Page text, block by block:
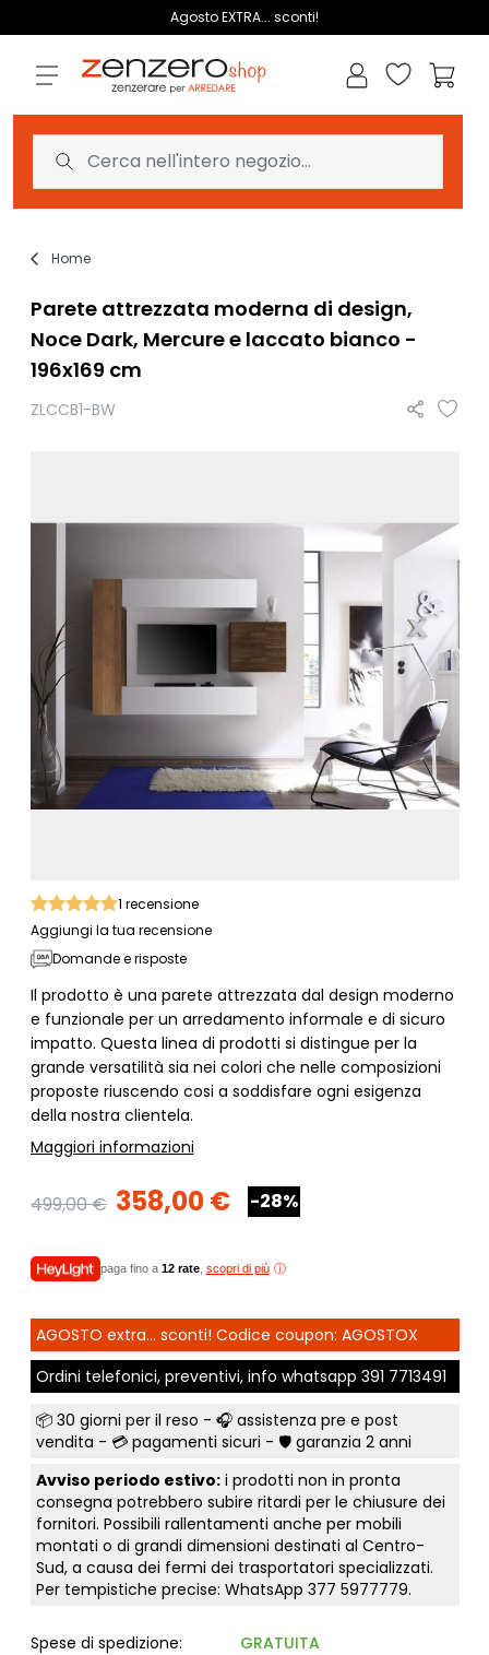
Agosto EXTRA... sconti!
Lista dei
Home
Parete attrezzata moderna di design,
Noce Dark, Mercure e laccato bianco -
196x169 cm
ZLCCB1-BW
1 recensione
Aggiungi la tua recensione
Domande e risposte
Il prodotto è una parete attrezzata dal design moderno
e funzionale per un arredamento informale e di sicuro
impatto. Questa linea di prodotti si distingue per la
grande versatilità sia nei colori che nelle composizioni
proposte riuscendo cosi a soddisfare ogni esigenza
della nostra clientela.
Maggiori informazioni
499,00 € 358,00 € -28%
paga fino a 12 rate, scopri di più
AGOSTO extra... sconti! Codice coupon: AGOSTOX
Ordini telefonici, preventivi, info whatsapp 391 7713491
📦 30 giorni per il reso - 🎧 assistenza pre e post
vendita - 💳 pagamenti sicuri - 🛡️ garanzia 2 anni
Avviso periodo estivo:i prodotti non in pronta
consegna potrebbero subire ritardi per le chiusure dei
fornitori. Possibili rallentamenti anche per mobili
montati o di grandi dimensioni destinati al Centro-
Sud, a causa dei fermi dei trasportatori specializzati.
Per tempistiche precise: WhatsApp 377 5977779.
Spese di spedizione:
GRATUITA